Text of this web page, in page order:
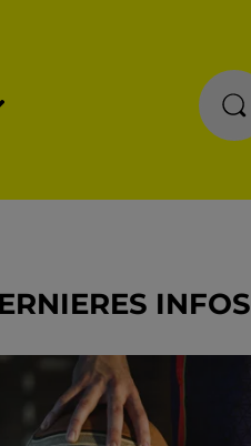
INFOS